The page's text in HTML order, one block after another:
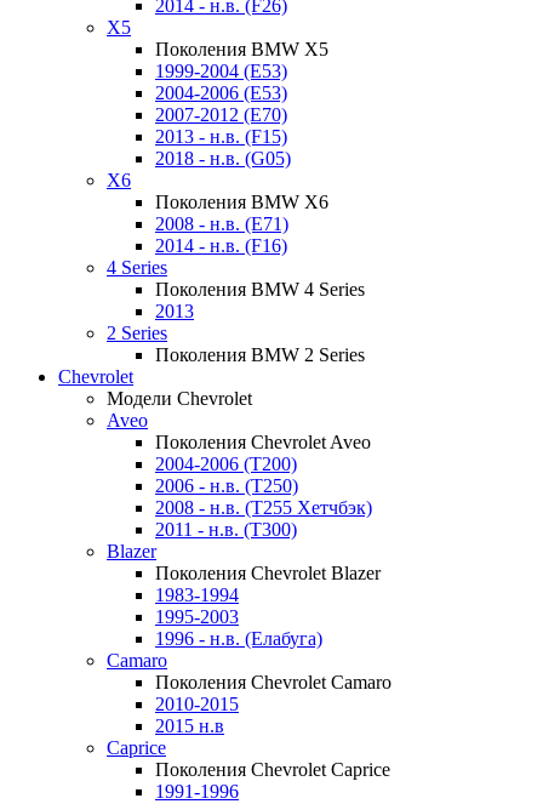
2014 - н.в. (F26)
X5
Поколения BMW X5
1999-2004 (E53)
2004-2006 (E53)
2007-2012 (E70)
2013 - н.в. (F15)
2018 - н.в. (G05)
X6
Поколения BMW X6
2008 - н.в. (E71)
2014 - н.в. (F16)
4 Series
Поколения BMW 4 Series
2013
2 Series
Поколения BMW 2 Series
Chevrolet
Модели Chevrolet
Aveo
Поколения Chevrolet Aveo
2004-2006 (T200)
2006 - н.в. (T250)
2008 - н.в. (T255 Хетчбэк)
2011 - н.в. (Т300)
Blazer
Поколения Chevrolet Blazer
1983-1994
1995-2003
1996 - н.в. (Елабуга)
Camaro
Поколения Chevrolet Camaro
2010-2015
2015 н.в
Caprice
Поколения Chevrolet Caprice
1991-1996